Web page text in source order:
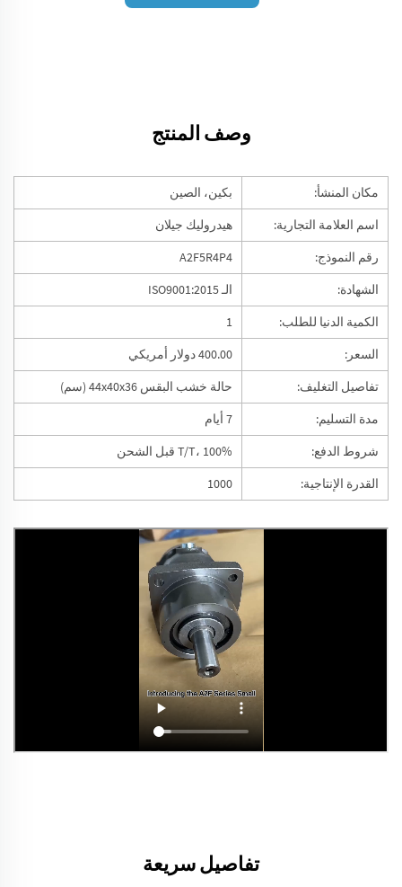
وصف المنتج
مكان المنشأ:
بكين، الصين
اسم العلامة التجارية:
هيدروليك جيلان
رقم النموذج:
A2F5R4P4
الشهادة:
الـ ISO9001:2015
الكمية الدنيا للطلب:
1
السعر:
400.00 دولار أمريكي
تفاصيل التغليف:
حالة خشب البقس 44x40x36 (سم)
مدة التسليم:
7 أيام
شروط الدفع:
T/T، 100% قبل الشحن
القدرة الإنتاجية:
1000
تفاصيل سريعة